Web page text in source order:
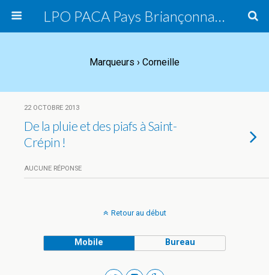
LPO PACA Pays Briançonnais, groupe local
Marqueurs › Corneille
22 OCTOBRE 2013
De la pluie et des piafs à Saint-
Crépin !
AUCUNE RÉPONSE
Retour au début
Mobile Bureau